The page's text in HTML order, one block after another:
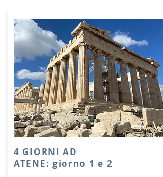
4 GIORNI AD
ATENE: giorno 1 e 2